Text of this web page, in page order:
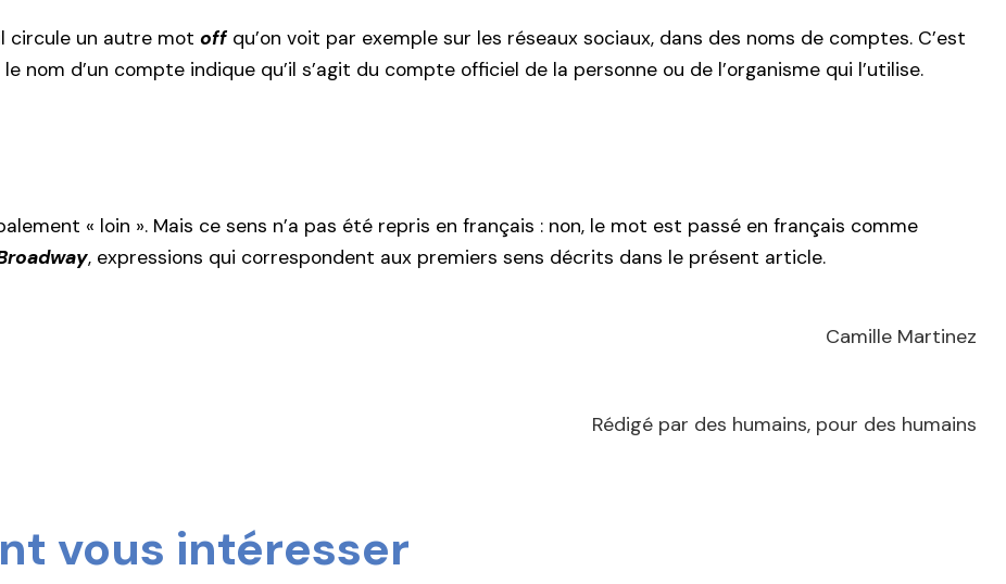
circule un autre mot off qu’on voit par exemple sur les réseaux sociaux, dans des noms de comptes. C’est
le nom d’un compte indique qu’il s’agit du compte officiel de la personne ou de l’organisme qui l’utilise.
« loin ». Mais ce sens n’a pas été repris en français : non, le mot est passé en français comme
, expressions qui correspondent aux premiers sens décrits dans le présent article.
Camille Martinez
Rédigé par des humains, pour des humains
vous intéresser